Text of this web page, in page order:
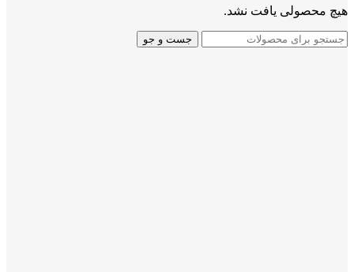
هیچ محصولی یافت نشد.
جست و جو